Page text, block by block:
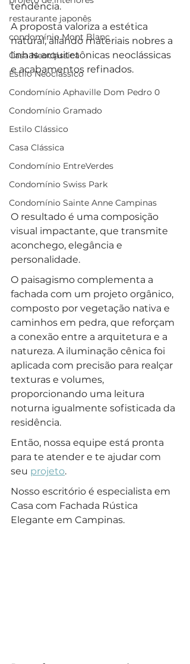
restaurante japonês
condomínio Mont Blanc
Casa Neoclássica
Estilo Neoclássico
Condomínio Aphaville Dom Pedro 0
Condomínio Gramado
Estilo Clássico
Casa Clássica
Condomínio EntreVerdes
Condomínio Swiss Park
Condomínio Sainte Anne Campinas
tendência.
A proposta valoriza a estética
natural, aliando materiais nobres a
linhas arquitetônicas neoclássicas
e acabamentos refinados.
O resultado é uma composição
visual impactante, que transmite
aconchego, elegância e
personalidade.
O paisagismo complementa a
fachada com um projeto orgânico,
composto por vegetação nativa e
caminhos em pedra, que reforçam
a conexão entre a arquitetura e a
natureza. A iluminação cênica foi
aplicada com precisão para realçar
texturas e volumes,
proporcionando uma leitura
noturna igualmente sofisticada da
residência.
Então, nossa equipe está pronta
para te atender e te ajudar com
seu projeto.
Nosso escritório é especialista em
Casa com Fachada Rústica
Elegante em Campinas.